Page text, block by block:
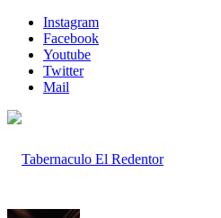
Instagram
Facebook
Youtube
Twitter
Mail